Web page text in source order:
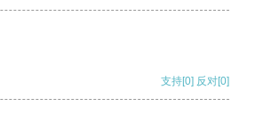
支持[0] 反对[0]